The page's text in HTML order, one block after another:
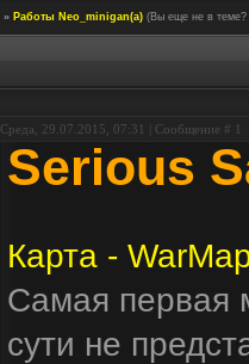
» Работы Neo_minigan(а) (Вы еще не в теме?
Среда, 29.07.2015, 07:31 | Сообщение # 1
Serious
Карта -
Самая первая
сути не